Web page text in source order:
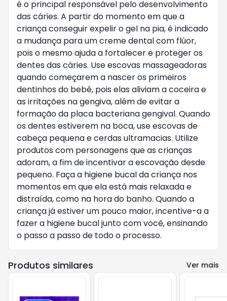
é o principal responsável pelo desenvolvimento
das cáries. A partir do momento em que a
criança conseguir expelir o gel na pia, é indicado
a mudança para um creme dental com flúor,
pois o mesmo ajuda a fortalecer e proteger os
dentes das cáries. Use escovas massageadoras
quando começarem a nascer os primeiros
dentinhos do bebê, pois elas aliviam a coceira e
as irritações na gengiva, além de evitar a
formação da placa bacteriana gengival. Quando
os dentes estiverem na boca, use escovas de
cabeça pequena e cerdas ultramacias. Utilize
produtos com personagens que as crianças
adoram, a fim de incentivar a escovação desde
pequeno. Faça a higiene bucal da criança nos
momentos em que ela está mais relaxada e
distraída, como na hora do banho. Quando a
criança já estiver um pouco maior, incentive-a a
fazer a higiene bucal junto com você, ensinando
o passo a passo de todo o processo.
Produtos similares Ver mais